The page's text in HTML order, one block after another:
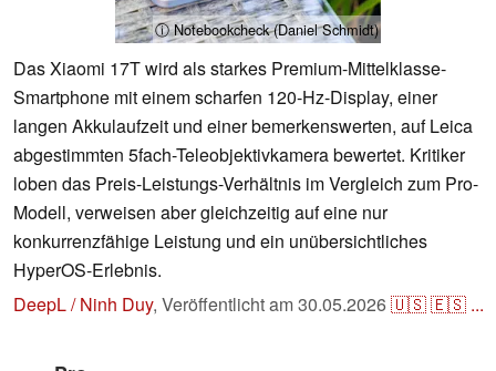
ⓘ Notebookcheck (Daniel Schmidt)
Das Xiaomi 17T wird als starkes Premium-Mittelklasse-
Smartphone mit einem scharfen 120-Hz-Display, einer
langen Akkulaufzeit und einer bemerkenswerten, auf Leica
abgestimmten 5fach-Teleobjektivkamera bewertet. Kritiker
loben das Preis-Leistungs-Verhältnis im Vergleich zum Pro-
Modell, verweisen aber gleichzeitig auf eine nur
konkurrenzfähige Leistung und ein unübersichtliches
HyperOS-Erlebnis.
DeepL / Ninh Duy, Veröffentlicht am30.05.2026🇺🇸🇪🇸 ...